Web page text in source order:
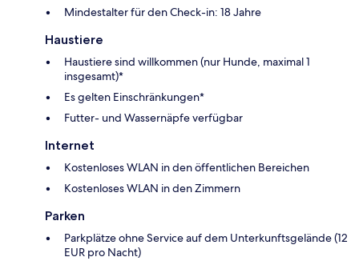
Mindestalter für den Check-in: 18 Jahre
Haustiere
Haustiere sind willkommen (nur Hunde, maximal 1
insgesamt)*
Es gelten Einschränkungen*
Futter- und Wassernäpfe verfügbar
Internet
Kostenloses WLAN in den öffentlichen Bereichen
Kostenloses WLAN in den Zimmern
Parken
Parkplätze ohne Service auf dem Unterkunftsgelände (12
EUR pro Nacht)